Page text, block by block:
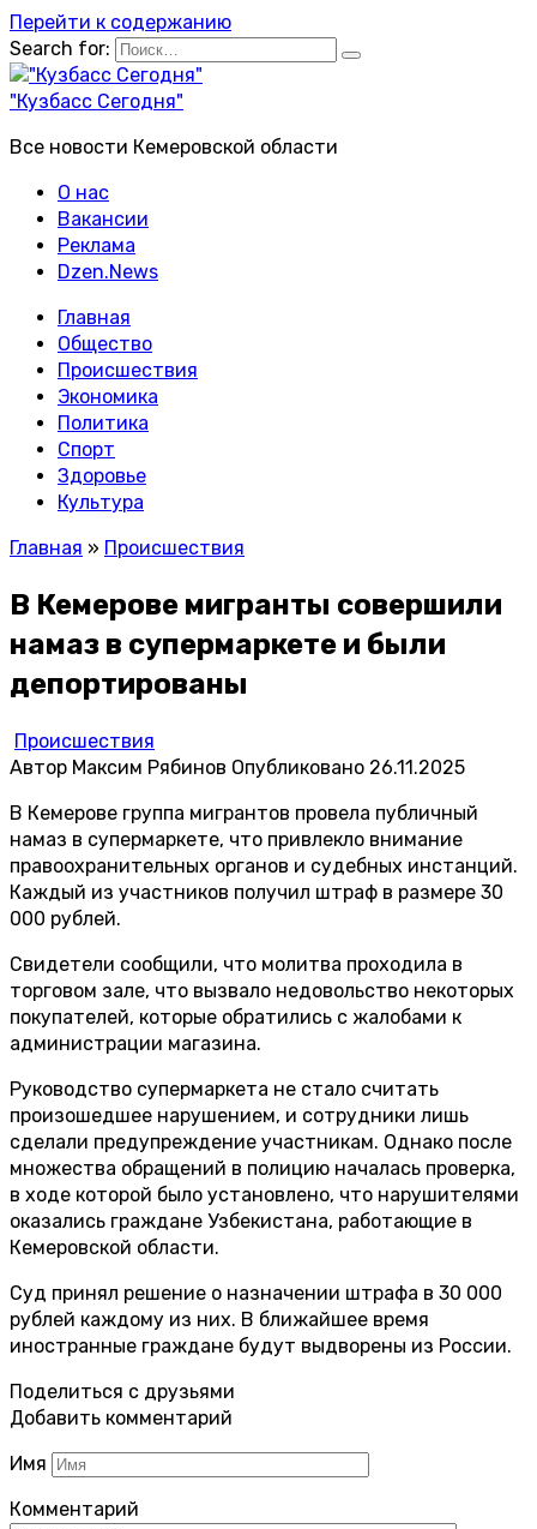
Перейти к содержанию
Search for:
"Кузбасс Сегодня"
Все новости Кемеровской области
О нас
Вакансии
Реклама
Dzen.News
Главная
Общество
Происшествия
Экономика
Политика
Спорт
Здоровье
Культура
Главная » Происшествия
В Кемерове мигранты совершили
намаз в супермаркете и были
депортированы
Происшествия
Автор Максим Рябинов Опубликовано 26.11.2025
В Кемерове группа мигрантов провела публичный
намаз в супермаркете, что привлекло внимание
правоохранительных органов и судебных инстанций.
Каждый из участников получил штраф в размере 30
000 рублей.
Свидетели сообщили, что молитва проходила в
торговом зале, что вызвало недовольство некоторых
покупателей, которые обратились с жалобами к
администрации магазина.
Руководство супермаркета не стало считать
произошедшее нарушением, и сотрудники лишь
сделали предупреждение участникам. Однако после
множества обращений в полицию началась проверка,
в ходе которой было установлено, что нарушителями
оказались граждане Узбекистана, работающие в
Кемеровской области.
Суд принял решение о назначении штрафа в 30 000
рублей каждому из них. В ближайшее время
иностранные граждане будут выдворены из России.
Поделиться с друзьями
Добавить комментарий
Имя
Комментарий